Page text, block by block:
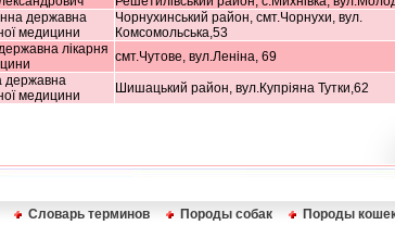
державна
медицини
Чорнухинський район, смт.Чорнухи, вул.
Комсомольська,53
лікарня смт.Чутове, вул.Леніна, 69
державна
медицини
Шишацький район, вул.Купріяна Тутки,62
Словарь терминов Породы собак Породы